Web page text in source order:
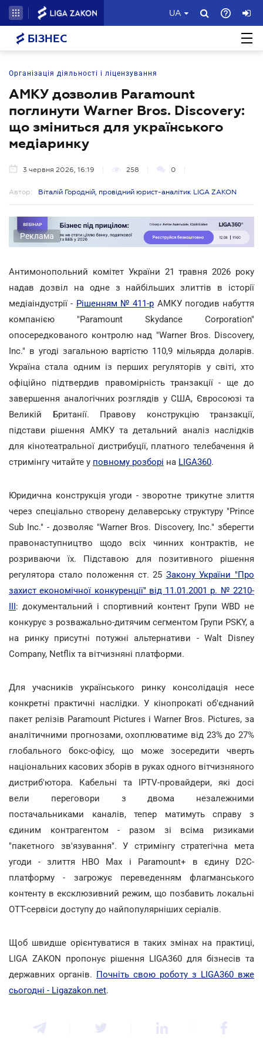
UA
БІЗНЕС
Організація діяльності і ліцензування
АМКУ дозволив Paramount
поглинути Warner Bros. Discovery:
що зміниться для українського
медіаринку
3 червня 2026, 16:19 258 0
Автор: Віталій Городній, провідний юрист-аналітик LIGA ZAKON
Реклама
Антимонопольний комітет України 21 травня 2026 року
надав дозвіл на одне з найбільших злиттів в історії
медіаіндустрії - Рішенням № 411-р АМКУ погодив набуття
компанією "Paramount Skydance Corporation"
опосередкованого контролю над "Warner Bros. Discovery,
Inc." в угоді загальною вартістю 110,9 мільярда доларів.
Україна стала одним із перших регуляторів у світі, хто
офіційно підтвердив правомірність транзакції - ще до
завершення аналогічних розглядів у США, Євросоюзі та
Великій Британії. Правову конструкцію транзакції,
підстави рішення АМКУ та детальний аналіз наслідків
для кінотеатральної дистрибуції, платного телебачення й
стримінгу читайте у повному розборі на LIGA360.
Юридична конструкція угоди - зворотне трикутне злиття
через спеціально створену делаверську структуру "Prince
Sub Inc." - дозволяє "Warner Bros. Discovery, Inc." зберегти
правонаступництво щодо всіх чинних контрактів, не
розриваючи їх. Підставою для позитивного рішення
регулятора стало положення ст. 25 Закону України "Про
захист економічної конкуренції" від 11.01.2001 р. № 2210-
III: документальний і спортивний контент Групи WBD не
конкурує з розважально-дитячим сегментом Групи PSKY, а
на ринку присутні потужні альтернативи - Walt Disney
Company, Netflix та вітчизняні платформи.
Для учасників українського ринку консолідація несе
конкретні практичні наслідки. У кінопрокаті об'єднаний
пакет релізів Paramount Pictures і Warner Bros. Pictures, за
аналітичними прогнозами, охоплюватиме від 23% до 27%
глобального бокс-офісу, що може зосередити чверть
національних касових зборів в руках одного вітчизняного
дистриб'ютора. Кабельні та IPTV-провайдери, які досі
вели переговори з двома незалежними
постачальниками каналів, тепер матимуть справу з
єдиним контрагентом - разом зі всіма ризиками
"пакетного зв'язування". У стримінгу стратегічна мета
угоди - злиття HBO Max і Paramount+ в єдину D2C-
платформу - загрожує переведенням флагманського
контенту в ексклюзивний режим, що позбавить локальні
ОТТ-сервіси доступу до найпопулярніших серіалів.
Щоб швидше орієнтуватися в таких змінах на практиці,
LIGA ZAKON пропонує рішення LIGA360 для бізнесів та
державних органів. Почніть свою роботу з LIGA360 вже
сьогодні - Ligazakon.net.